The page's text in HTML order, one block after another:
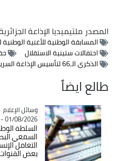
المصدرملتيميديا الإذاعة الجزائرية
المسابقة الوطنية للأغنية الوطنية
احتفالات ستينية الاستقلال
حفل
الذكرى الـ66 لتأسيس الإذاعة السرية
طالع ايضاً
Catégorie
وسائل الإعلام
01/08/2026 - 22:33
السلطة
السمعي
التعامل
بعض القنوات